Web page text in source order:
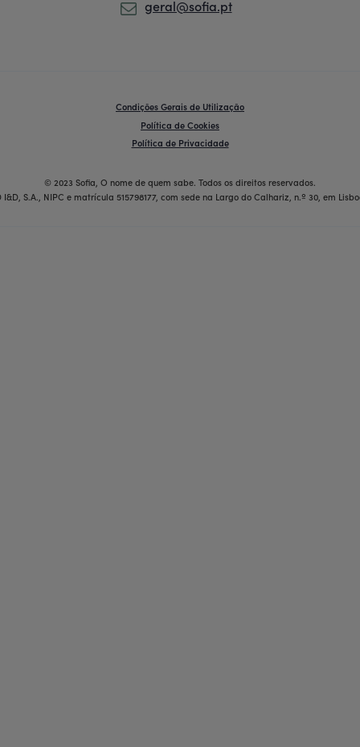
geral@sofia.pt
Condições Gerais de Utilização
Política de Cookies
Política de Privacidade
© 2023 Sofia, O nome de quem sabe. Todos os direitos reservados.
S.A., NIPC e matrícula 515798177, com sede na Largo do Calhariz, n.º 30, em